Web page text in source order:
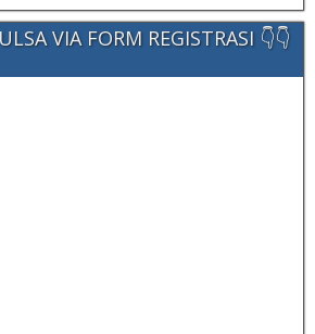
VIA FORM REGISTRASI 👇👇